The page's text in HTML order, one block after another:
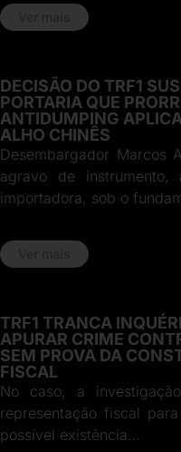
DECISÃO DO TRF1
PORTARIA QUE
ANTIDUMPING
ALHO CHINÊS
Desembargador Marcos
agravo de
importadora, sob o
TRF1 TRANCA
APURAR CRIME
SEM PROVA DA
FISCAL
No caso, a
representação fiscal
possível existência…